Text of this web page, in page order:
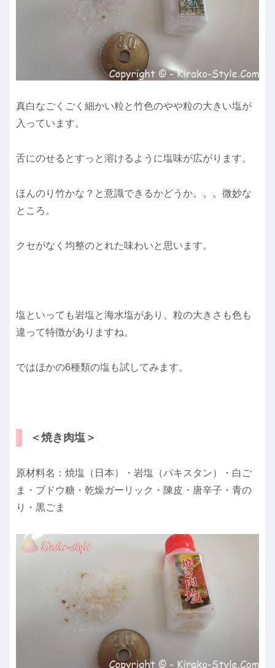
真白なごくごく細かい粒と竹色のやや粒の大きい塩が
入っています。
舌にのせるとすっと溶けるように塩味が広がります。
ほんのり竹かな？と意識できるかどうか。。。微妙な
ところ。
クセがなく均整のとれた味わいと思います。
塩といっても岩塩と海水塩があり、粒の大きさも色も
違って特徴がありますね。
ではほかの6種類の塩も試してみます。
＜焼き肉塩＞
原材料名：焼塩（日本）・岩塩（パキスタン）・白ご
ま・ブドウ糖・乾燥ガーリック・陳皮・唐辛子・青の
り・黒ごま